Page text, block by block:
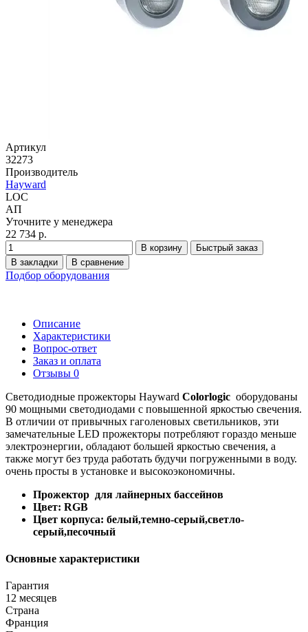
Артикул
32273
Производитель
Hayward
LOC
АП
Уточните у менеджера
22 734 р.
В корзину
Быстрый заказ
В закладки
В сравнение
Подбор оборудования
Описание
Характеристики
Вопрос-ответ
Заказ и оплата
Отзывы 0
Светодиодные прожекторы Hayward Colorlogic оборудованы
90 мощными светодиодами с повышенной яркостью свечения.
В отличии от привычных гаголеновых светильников, эти
замечательные LED прожекторы потребляют гораздо меньше
электроэнергии, обладают большей яркостью свечения, а
также могут без труда работать будучи погруженными в воду.
очень просты в установке и высокоэкономичны.
Прожектор для лайнерных бассейнов
Цвет: RGB
Цвет корпуса: белый,темно-серый,светло-
серый,песочный
Основные характеристики
Гарантия
12 месяцев
Страна
Франция